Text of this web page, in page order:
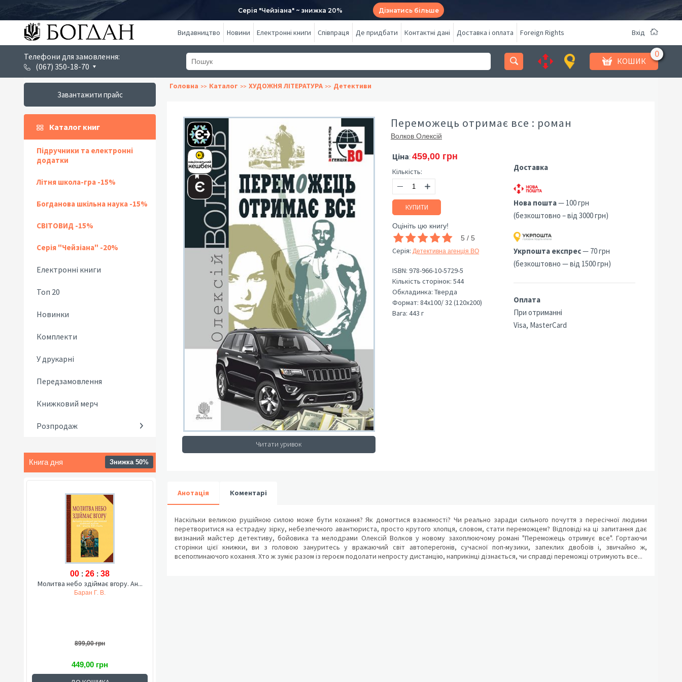
Серія "Чейзіана" ~ знижка 20% Дізнатись більше
Видавництво Новини Електронні книги Співпраця Де придбати Контактні дані Доставка і оплата Foreign Rights Вхід
Телефони для замовлення:
(067) 350-18-70
КОШИК
Завантажити прайс
Каталог книг
Підручники та електронні
додатки
Літня школа-гра -15%
Богданова шкільна наука -15%
СВІТОВИД -15%
Серія "Чейзіана" -20%
Електронні книги
Топ 20
Новинки
Комплекти
У друкарні
Передзамовлення
Книжковий мерч
Розпродаж
Книга дня Знижка 50%
00 : 26 : 37
Молитва небо здіймає вгору. Ан...
Баран Г. В.
899,00 грн
449,00 грн
Головна Каталог ХУДОЖНЯ ЛІТЕРАТУРА Детективи
Читати уривок
Переможець отримає все : роман
Волков Олексій
Ціна: 459,00 грн
Кількість:
КУПИТИ
Оцініть цю книгу!
5 / 5
Серія: Детективна агенція ВО
ISBN: 978-966-10-5729-5
Кількість сторінок: 544
Обкладинка: Тверда
Формат: 84х100/ 32 (120х200)
Вага: 443 г
Доставка
Нова пошта— 100 грн
(безкоштовно – від 3000 грн)
Укрпошта експрес— 70 грн
(безкоштовно — від 1500 грн)
Оплата
При отриманні
Visa, MasterCard
Анотація Коментарі
Наскільки великою рушійною силою може бути кохання? Як домогтися взаємності? Чи реально заради сильного почуття з пересічної людини
перетворитися на естрадну зірку, небезпечного авантюриста, просто крутого хлопця, словом, стати переможцем? Відповіді на ці запитання дає
визнаний майстер детективу, бойовика та мелодрами Олексій Волков у новому захоплюючому романі "Переможець отримує все". Гортаючи
сторінки цієї книжки, ви з головою зануритесь у вражаючий світ автоперегонів, сучасної поп-музики, запеклих двобоїв і, звичайно ж,
всепоглинаючого кохання. Хто ж зуміє разом із героєм подолати непросту дистанцію, наприкінці дізнається, чи справді переможці отримують все...